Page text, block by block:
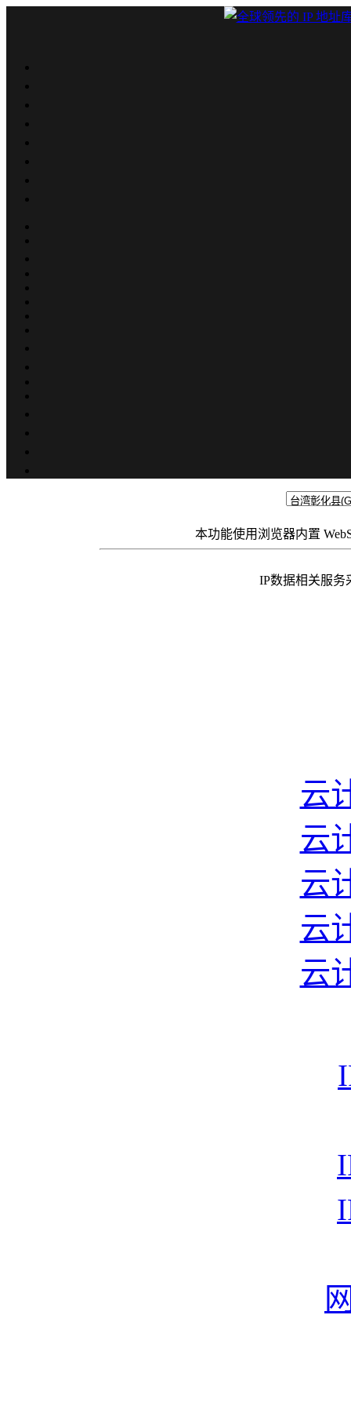
本功能使用浏览器内置
IP数据相关服务
云
云
云
云
云